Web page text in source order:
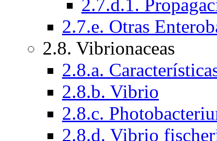
2.7.d.1.
2.7.e. Otras
2.8. Vibrionaceas
2.8.a.
2.8.b. Vibrio
2.8.c.
2.8.d. Vibrio